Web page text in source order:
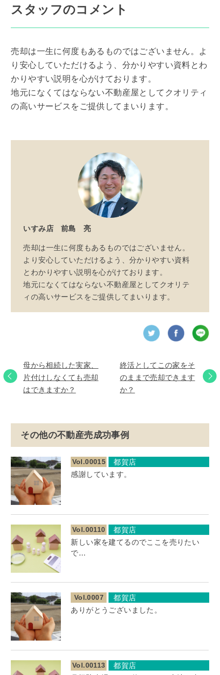
スタッフのコメント
売却は一生に何度もあるものではございません。よ
り安心していただけるよう、分かりやすい資料とわ
かりやすい説明を心がけております。
地元になくてはならない不動産屋としてクオリティ
の高いサービスをご提供してまいります。
いすみ店 前島 亮
売却は一生に何度もあるものではございません。
より安心していただけるよう、分かりやすい資料
とわかりやすい説明を心がけております。
地元になくてはならない不動産屋としてクオリテ
ィの高いサービスをご提供してまいります。
母から相続した実家、
片付けしなくても売却
はできますか？
終活としてこの家をそ
のままで売却できます
か？
その他の不動産売成功事例
Vol.00015
都賀店
感謝しています。
Vol.00110
都賀店
新しい家を建てるのでここを売りたい
で…
Vol.0007
都賀店
ありがとうございました。
Vol.00113
都賀店